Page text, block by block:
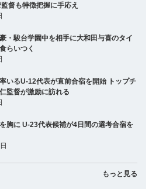
督も特徴把握に手応え
・駿台学園中を相手に大和田与喜のタイ
らいつく
いるU-12代表が直前合宿を開始 トップチ
監督が激励に訪れる
胸に U-23代表候補が4日間の選考合宿を
もっと見る